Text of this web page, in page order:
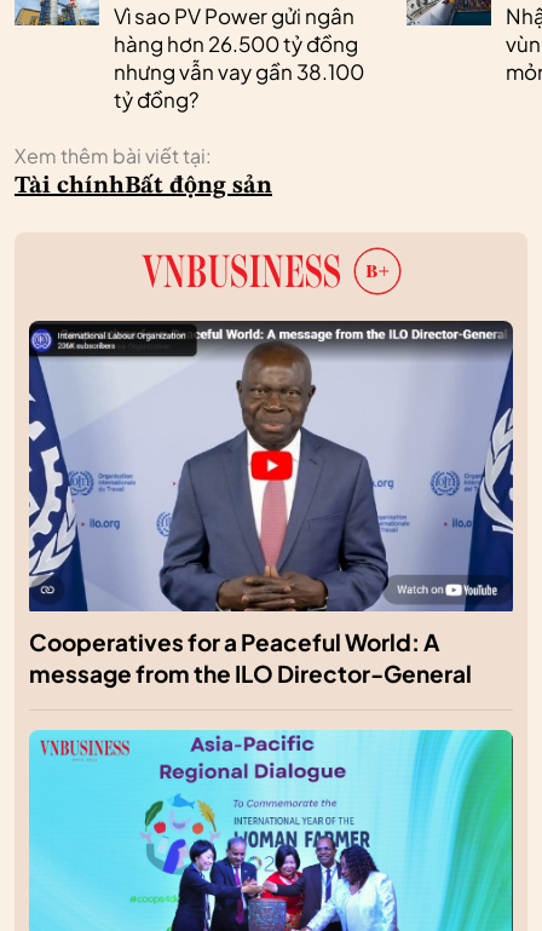
Vì sao PV Power gửi ngân
hàng hơn 26.500 tỷ đồng
nhưng vẫn vay gần 38.100
tỷ đồng?
Xem thêm bài viết tại:
Tài chínhBất động sản
Cooperatives for a Peaceful World: A
message from the ILO Director-General